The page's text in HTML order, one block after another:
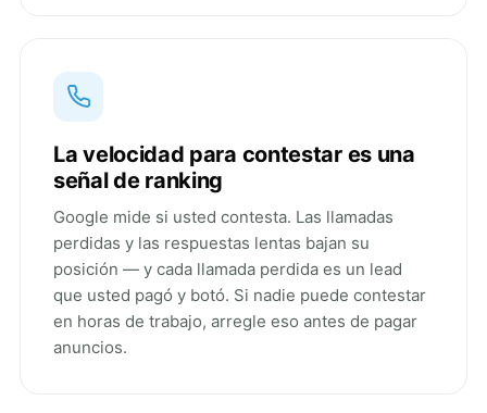
La velocidad para contestar es una
señal de ranking
Google mide si usted contesta. Las llamadas
perdidas y las respuestas lentas bajan su
posición — y cada llamada perdida es un lead
que usted pagó y botó. Si nadie puede contestar
en horas de trabajo, arregle eso antes de pagar
anuncios.